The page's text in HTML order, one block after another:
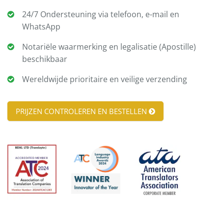
24/7 Ondersteuning via telefoon, e-mail en
WhatsApp
Notariële waarmerking en legalisatie (Apostille)
beschikbaar
Wereldwijde prioritaire en veilige verzending
PRIJZEN CONTROLEREN EN BESTELLEN